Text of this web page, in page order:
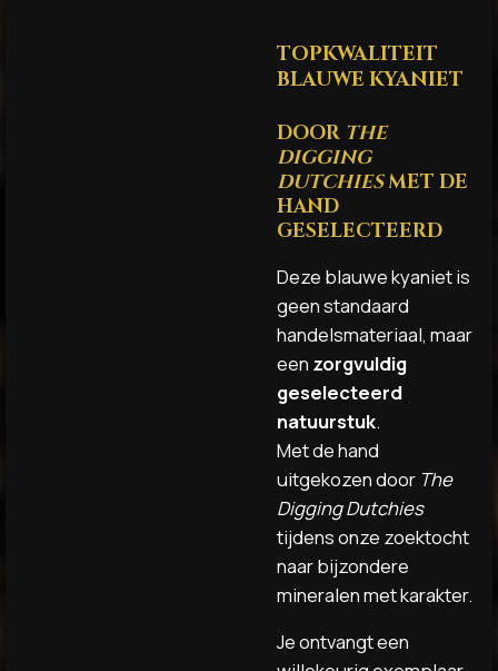
TOPKWALITEIT
BLAUWE KYANIET
DOOR THE
DIGGING
DUTCHIESMET DE
HAND
GESELECTEERD
Deze blauwe kyaniet is
geen standaard
handelsmateriaal, maar
een zorgvuldig
geselecteerd
natuurstuk.
Met de hand
uitgekozen door The
Digging Dutchies
tijdens onze zoektocht
naar bijzondere
mineralen met karakter.
Je ontvangt een